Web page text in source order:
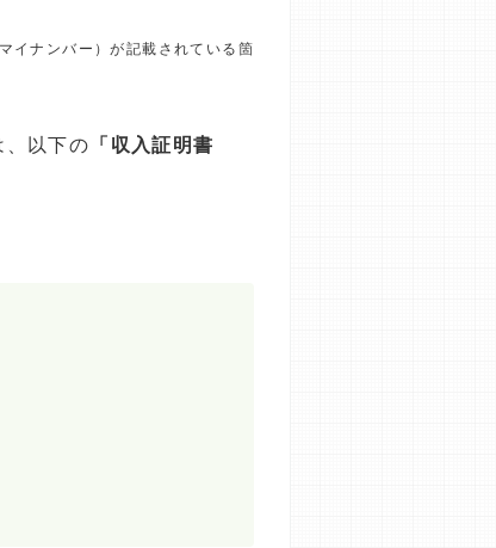
イナンバー）が記載されている箇
、以下の 「収入証明書